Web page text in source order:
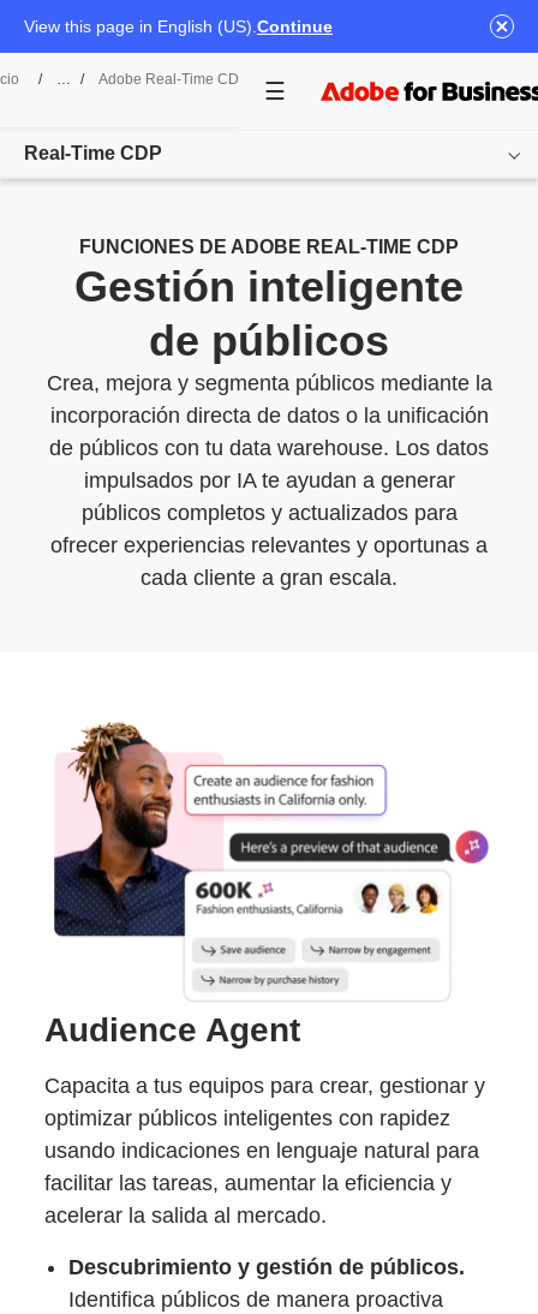
View this page in English (US). Continue
/ Adobe Real-Time CDP / Gestión De Público
Real-Time CDP
Funciones
Precios
Otros productos
Comenzar
FUNCIONES DE ADOBE REAL-TIME CDP
Gestión inteligente
de públicos
Crea, mejora y segmenta públicos mediante la
incorporación directa de datos o la unificación
de públicos con tu data warehouse. Los datos
impulsados por IA te ayudan a generar
públicos completos y actualizados para
ofrecer experiencias relevantes y oportunas a
cada cliente a gran escala.
Audience Agent
Capacita a tus equipos para crear, gestionar y
optimizar públicos inteligentes con rapidez
usando indicaciones en lenguaje natural para
facilitar las tareas, aumentar la eficiencia y
acelerar la salida al mercado.
Descubrimiento y gestión de públicos.
Identifica públicos de manera proactiva